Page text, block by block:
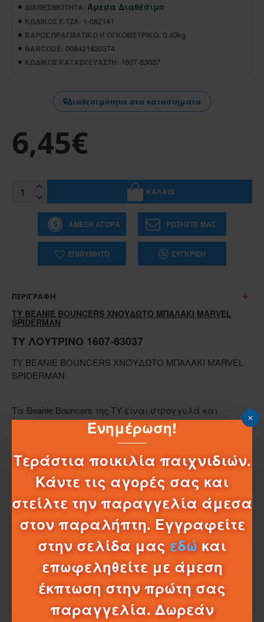
Ενημέρωση!
Τεράστια ποικιλία παιχνιδιών.
Κάντε τις αγορές σας και
στείλτε την παραγγελία άμεσα
στον παραλήπτη. Εγγραφείτε
στην σελίδα μας εδώ και
επωφεληθείτε με άμεση
έκπτωση στην πρώτη σας
παραγγελία. Δωρεάν
ΔΙΑΘΕΣΙΜΌΤΗΤΑ: Άμεσα Διαθέσιμο
ΚΩΔΙΚΌΣ E-TZA: 1-082141
ΒΆΡΟΣ ΠΡΑΓΜΑΤΙΚΌ Ή ΟΓΚΟΜΕΤΡΙΚΌ: 0.40kg
BARCODE: 008421830374
ΚΩΔΙΚΌΣ ΚΑΤΑΣΚΕΥΑΣΤΉ: 1607-83037
Διαθεσιμότητα στα καταστήματα
6,45€
ΚΑΛΆΘΙ
ΆΜΕΣΗ ΑΓΟΡΆ ΡΩΤΉΣΤΕ ΜΑΣ
ΕΠΙΘΥΜΗΤΌ ΣΎΓΚΡΙΣΗ
ΠΕΡΙΓΡΑΦΉ
TY BEANIE BOUNCERS ΧΝΟΥΔΩΤΟ ΜΠΑΛΑΚΙ MARVEL
SPIDERMAN
TY ΛΟΎΤΡΙΝΟ 1607-83037
TY BEANIE BOUNCERS ΧΝΟΥΔΩΤΟ ΜΠΑΛΑΚΙ MARVEL
SPIDERMAN
Τα Beanie Bouncers της TY είναι στρογγυλά και
παιχνιδιάρικα φιλαράκια. Σχεδιασμένα με την
ποιότητα της TY, προσφέρουν μοναδικά
ελαφριά, μαλακά και γεμάτα ενέργεια.
Ήρωας:Marvel Spiderman
Χρώμα:
Σειρά TY:Beanie Bouncers
ΧΑΡΑΚΤΗΡΙΣΤΙΚΆ